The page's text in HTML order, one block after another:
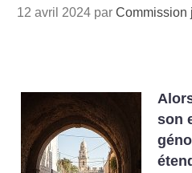
12 avril 2024 parCommission
son